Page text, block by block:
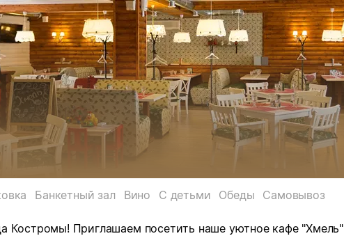
Банкетный зал Вино С детьми Обеды
Самовывоз
Костромы! Приглашаем посетить наше уютное кафе "Хмель"